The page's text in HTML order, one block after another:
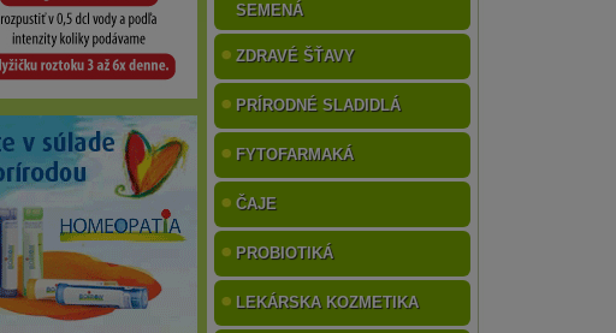
SEMENÁ
ZDRAVÉ ŠŤAVY
PRÍRODNÉ SLADIDLÁ
FYTOFARMAKÁ
ČAJE
PROBIOTIKÁ
LEKÁRSKA KOZMETIKA